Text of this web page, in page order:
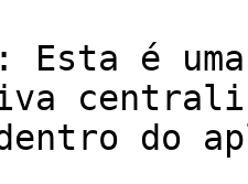
Esta é
do